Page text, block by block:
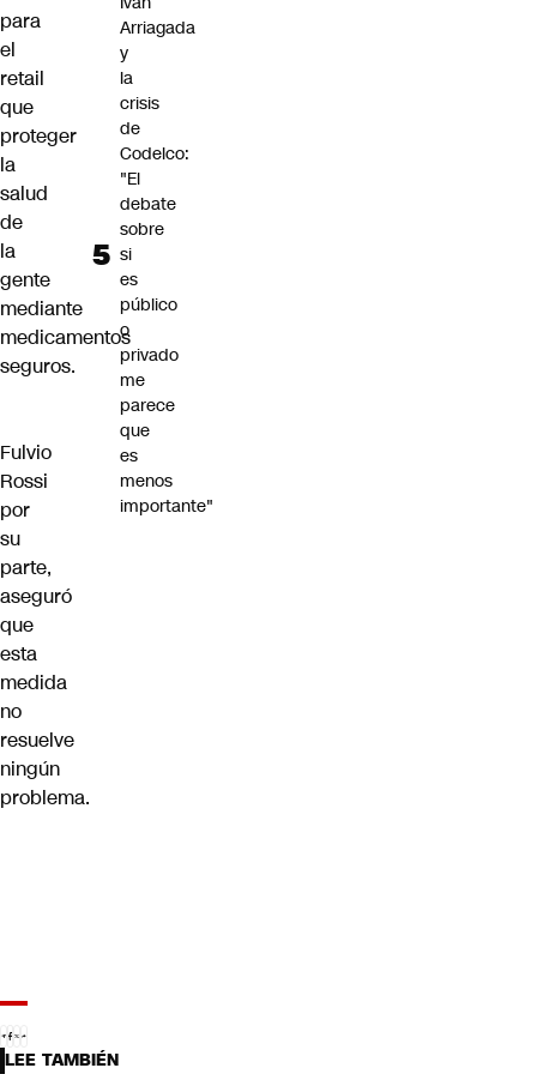
para
el
retail
que
proteger
la
salud
de
la
gente
mediante
medicamentos
seguros.
Fulvio
Rossi
por
su
parte,
aseguró
que
esta
medida
no
resuelve
ningún
problema.
Arriagada
y
la
crisis
de
Codelco:
"El
debate
sobre
si
es
público
o
privado
me
parece
que
es
menos
importante"
LEE TAMBIÉN